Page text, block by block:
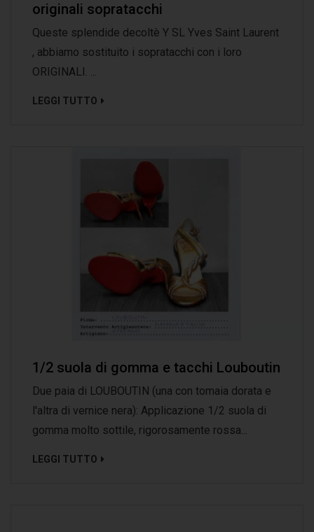
originali sopratacchi
Queste splendide decoltè Y SL Yves Saint Laurent
, abbiamo sostituito i sopratacchi con i loro
ORIGINALI. ...
LEGGI TUTTO
1/2 suola di gomma e tacchi Louboutin
Due paia di LOUBOUTIN (una con tomaia dorata e
l'altra di vernice nera): Applicazione 1/2 suola di
gomma molto sottile, rigorosamente rossa...
LEGGI TUTTO